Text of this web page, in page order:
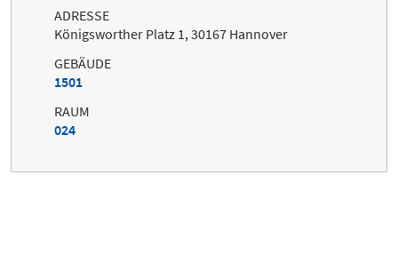
ADRESSE
Königsworther Platz 1, 30167 Hannover
GEBÄUDE
1501
RAUM
024